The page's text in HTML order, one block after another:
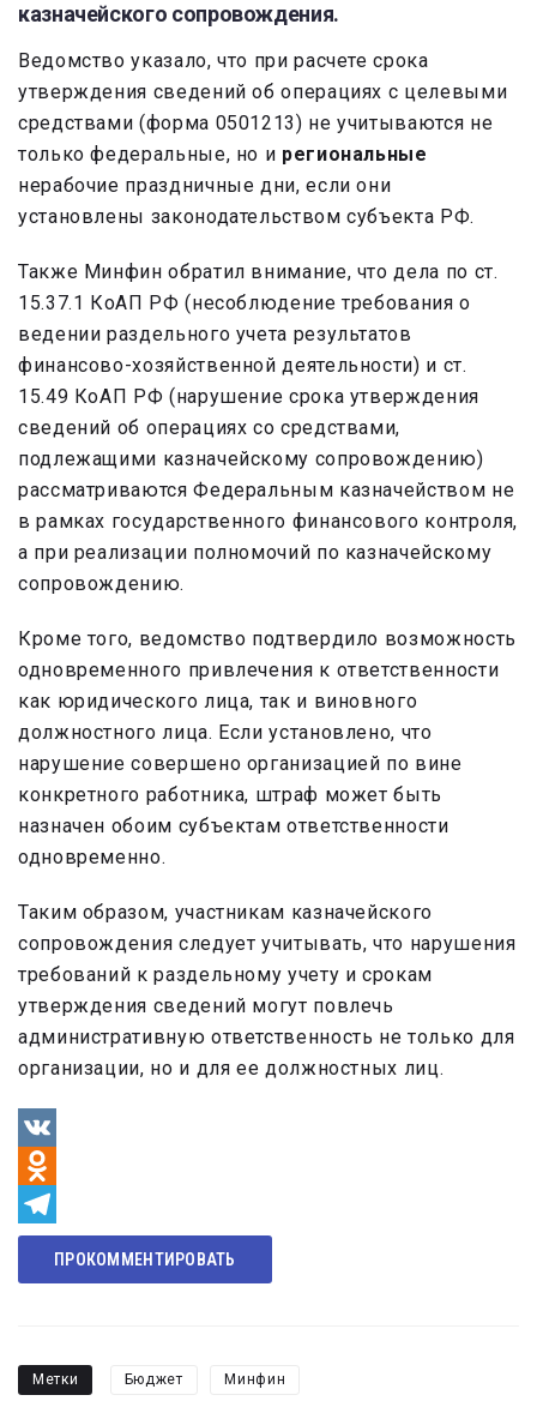
казначейского сопровождения.
Ведомство указало, что при расчете срока
утверждения сведений об операциях с целевыми
средствами (форма 0501213) не учитываются не
только федеральные, но и региональные
нерабочие праздничные дни, если они
установлены законодательством субъекта РФ.
Также Минфин обратил внимание, что дела по ст.
15.37.1 КоАП РФ (несоблюдение требования о
ведении раздельного учета результатов
финансово-хозяйственной деятельности) и ст.
15.49 КоАП РФ (нарушение срока утверждения
сведений об операциях со средствами,
подлежащими казначейскому сопровождению)
рассматриваются Федеральным казначейством не
в рамках государственного финансового контроля,
а при реализации полномочий по казначейскому
сопровождению.
Кроме того, ведомство подтвердило возможность
одновременного привлечения к ответственности
как юридического лица, так и виновного
должностного лица. Если установлено, что
нарушение совершено организацией по вине
конкретного работника, штраф может быть
назначен обоим субъектам ответственности
одновременно.
Таким образом, участникам казначейского
сопровождения следует учитывать, что нарушения
требований к раздельному учету и срокам
утверждения сведений могут повлечь
административную ответственность не только для
организации, но и для ее должностных лиц.
VK
Odnoklassniki
Telegram
ПРОКОММЕНТИРОВАТЬ
Метки Бюджет Минфин